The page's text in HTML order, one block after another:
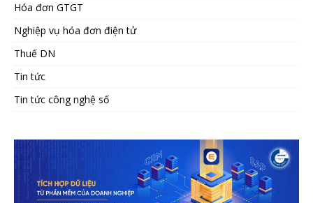
Hóa đơn GTGT
Nghiệp vụ hóa đơn điện tử
Thuế DN
Tin tức
Tin tức công nghệ số